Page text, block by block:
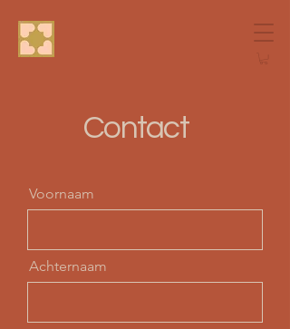
Contact
Voornaam
Achternaam